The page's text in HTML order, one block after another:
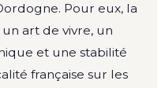
Pour eux, la
art de vivre, un
et une stabilité
française sur les